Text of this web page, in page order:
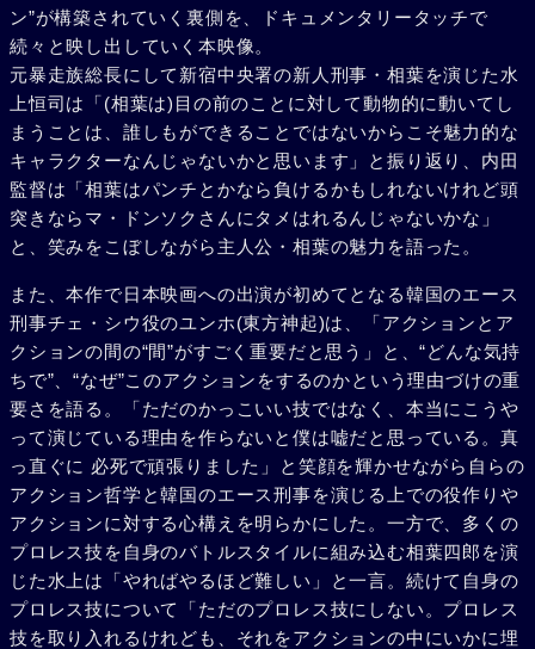
ン”が構築されていく裏側を、ドキュメンタリータッチで
続々と映し出していく本映像。
元暴走族総⻑にして新宿中央署の新人刑事・相葉を演じた水
上恒司は「(相葉は)目の前のことに対して動物的に動いてし
まうことは、誰しもができることではないからこそ魅力的な
キャラクターなんじゃないかと思います」と振り返り、内田
監督は「相葉はパンチとかなら負けるかもしれないけれど頭
突きならマ・ドンソクさんにタメはれるんじゃないかな」
と、笑みをこぼしながら主人公・相葉の魅力を語った。
また、本作で日本映画への出演が初めてとなる韓国のエース
刑事チェ・シウ役のユンホ(東方神起)は、「アクションとア
クションの間の“間”がすごく重要だと思う」と、“どんな気持
ちで”、“なぜ”このアクションをするのかという理由づけの重
要さを語る。「ただのかっこいい技ではなく、本当にこうや
って演じている理由を作らないと僕は嘘だと思っている。真
っ直ぐに 必死で頑張りました」と笑顔を輝かせながら自らの
アクション哲学と韓国のエース刑事を演じる上での役作りや
アクションに対する心構えを明らかにした。一方で、多くの
プロレス技を自身のバトルスタイルに組み込む相葉四郎を演
じた水上は「やればやるほど難しい」と一言。続けて自身の
プロレス技について「ただのプロレス技にしない。プロレス
技を取り入れるけれども、それをアクションの中にいかに埋